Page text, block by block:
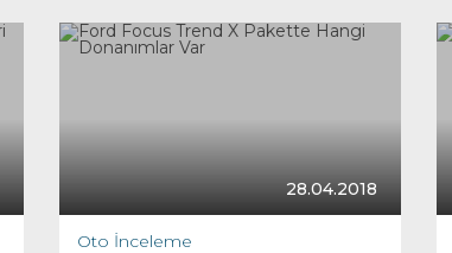
28.04.2018
Oto İnceleme